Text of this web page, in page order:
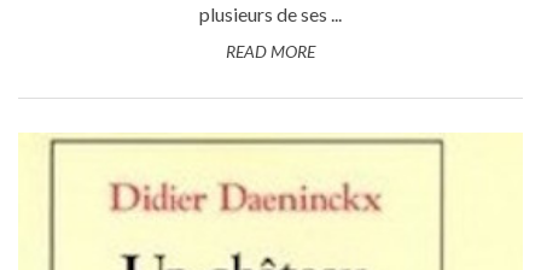
plusieurs de ses ...
READ MORE